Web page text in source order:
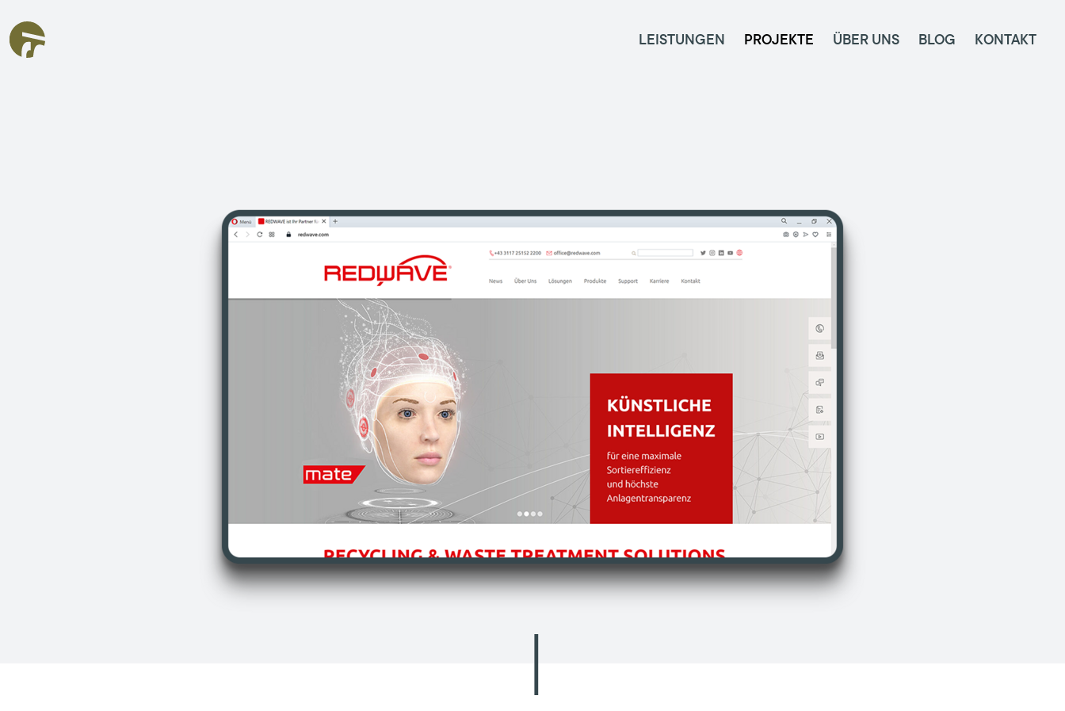
LEISTUNGEN PROJEKTE ÜBER UNS BLOG KONTAKT